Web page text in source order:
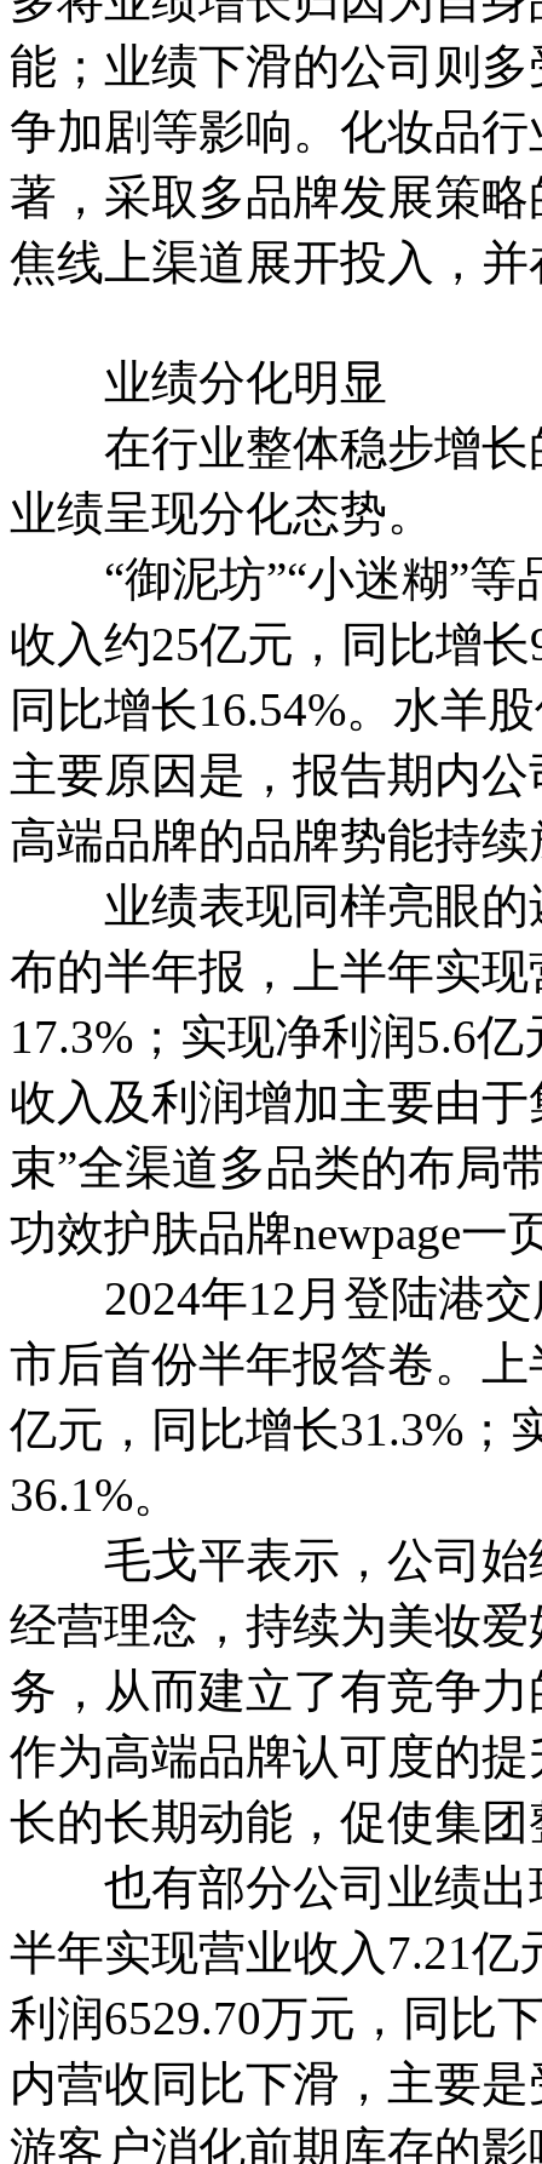
能；业绩下滑的公司则
争加剧等影响。化妆品
著，采取多品牌发展策
焦线上渠道展开投入，
业绩分化明显
在行业整体稳步增长
业绩呈现分化态势。
“御泥坊”“小迷糊”等
收入约25亿元，同比增
同比增长16.54%。水羊
主要原因是，报告期内
高端品牌的品牌势能持
业绩表现同样亮眼的
布的半年报，上半年实
17.3%；实现净利润5.6
收入及利润增加主要由
束”全渠道多品类的布局
功效护肤品牌newpage一
2024年12月登陆港交
市后首份半年报答卷。
亿元，同比增长31.3%；
36.1%。
毛戈平表示，公司始
经营理念，持续为美妆
务，从而建立了有竞争
作为高端品牌认可度的
长的长期动能，促使集
也有部分公司业绩出
半年实现营业收入7.21亿
利润6529.70万元，同比
内营收同比下滑，主要
游客户消化前期库存的